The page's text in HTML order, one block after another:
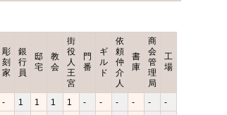
彫
刻
家
銀
行
員
邸
宅
教
会
街
役
人
王
宮
門
番
ギ
ル
ド
依
頼
仲
介
人
書
庫
商
会
管
理
局
工
場
- 1 1 1 1 - - - - -
-